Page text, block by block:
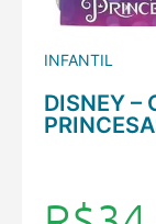
INFANTIL
DISNEY –